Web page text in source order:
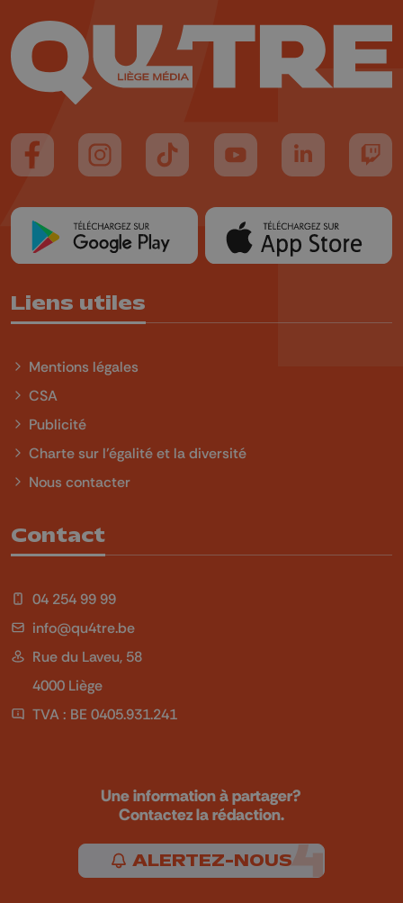
Suivez-nous sur FaceBook
Suivez-nous sur Instagram
Suivez-nous sur TikTok
Suivez-nous sur YouTube
Suivez-nous
Liens utiles
Mentions légales
CSA
Publicité
Charte sur l'égalité et la diversité
Nous contacter
Contact
04 254 99 99
info@qu4tre.be
Rue du Laveu, 58
4000 Liège
TVA : BE 0405.931.241
Une information à partager?
Contactez la rédaction.
ALERTEZ-NOUS